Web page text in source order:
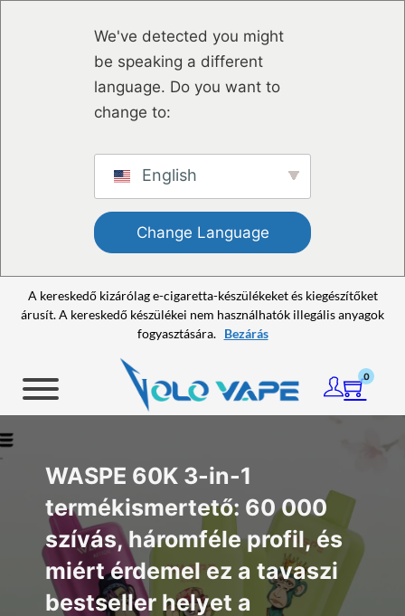
We've detected you might
be speaking a different
language. Do you want to
change to:
English
Change Language
A kereskedő kizárólag e-cigaretta-készülékeket és kiegészítőket
árusít. A kereskedő készülékei nem használhatók illegális anyagok
fogyasztására. Bezárás
0
WASPE 60K 3-in-1
termékismertető: 60 000
szívás, háromféle profil, és
miért érdemel ez a tavaszi
bestseller helyet a